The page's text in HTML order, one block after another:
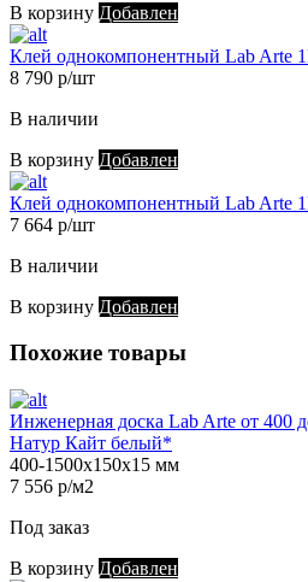
В корзину Добавлен
Клей однокомпонентный Lab Arte
8 790 р/шт
В наличии
В корзину Добавлен
Клей однокомпонентный Lab Arte
7 664 р/шт
В наличии
В корзину Добавлен
Похожие товары
Инженерная доска Lab Arte от 400
Натур Кайт белый*
400-1500х150х15 мм
7 556 р/м2
Под заказ
В корзину Добавлен